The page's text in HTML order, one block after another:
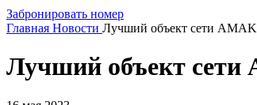
Забронировать номер
Главная Новости Лучший объект сети
Лучший объект сети